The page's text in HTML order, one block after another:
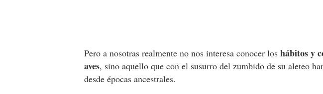
Pero a nosotras realmente no nos interesa conocer loshábitos y
aves, sino aquello que con el susurro del zumbido de su aleteo
desde épocas ancestrales.